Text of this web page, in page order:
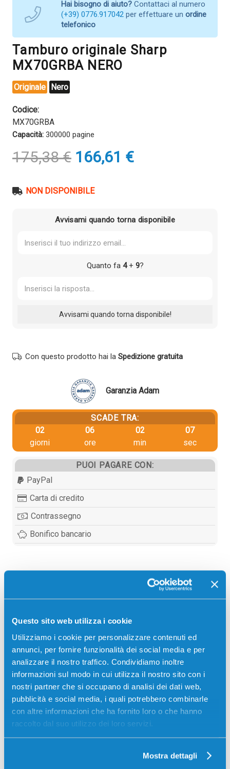
Questo sito web utilizza i cookie
Utilizziamo i cookie per personalizzare contenuti ed
annunci, per fornire funzionalità dei social media e per
analizzare il nostro traffico. Condividiamo inoltre
informazioni sul modo in cui utilizza il nostro sito con i
nostri partner che si occupano di analisi dei dati web,
pubblicità e social media, i quali potrebbero combinarle
con altre informazioni che ha fornito loro o che hanno
raccolto dal suo utilizzo dei loro servizi.
Mostra dettagli
Hai bisogno di aiuto? Contattaci al numero
(+39) 0776.917042 per effettuare un ordine
telefonico
Tamburo originale Sharp
MX70GRBA NERO
Originale Nero
Codice:
MX70GRBA
Capacità: 300000 pagine
175,38€ Il
prezzo
era:
166,61 €Il
prezzo
NON DISPONIBILE
Avvisami quando torna disponibile
Quanto fa 4+ 9?
Con questo prodotto hai la Spedizione gratuita
Garanzia Adam
SCADE TRA:
02
giorni
06
ore
02
min
06
sec
PUOI PAGARE CON:
PayPal
Carta di credito
Contrassegno
Bonifico bancario
pagine per Stampanti: Sharp MX5500N, Sharp
MX6200N, Sharp MX6201N, Sharp MX7000N, Sharp
MX7001N